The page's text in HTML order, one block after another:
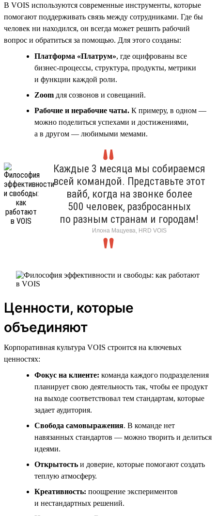
В VOIS используются современные инструменты, которые
помогают поддерживать связь между сотрудниками. Где бы
человек ни находился, он всегда может решить рабочий
вопрос и обратиться за помощью. Для этого созданы:
Платформа «Платрум», где оцифрованы все
бизнес-процессы, структура, продукты, метрики
и функции каждой роли.
Zoom для созвонов и совещаний.
Рабочие и нерабочие чаты. К примеру, в одном —
можно поделиться успехами и достижениями,
а в другом — любимыми мемами.
Каждые 3 месяца мы собираемся
всей командой. Представьте этот
вайб, когда на звонке более
500 человек, разбросанных
по разным странам и городам!
Илона Мацуева, HRD VOIS
Ценности, которые
объединяют
Корпоративная культура VOIS строится на ключевых
ценностях:
Фокус на клиенте: команда каждого подразделения
планирует свою деятельность так, чтобы ее продукт
на выходе соответствовал тем стандартам, которые
задает аудитория.
Свобода самовыражения. В команде нет
навязанных стандартов — можно творить и делиться
идеями.
Открытость и доверие, которые помогают создать
теплую атмосферу.
Креативность: поощрение экспериментов
и нестандартных решений.